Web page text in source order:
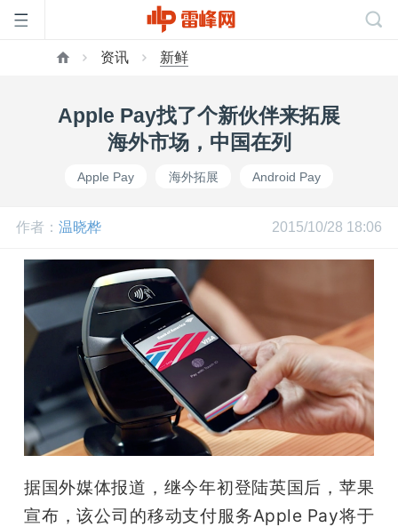
网
开
课
资讯 新鲜
Apple Pay找了个新伙伴来拓展
海外市场，中国在列
Apple Pay 海外拓展 Android Pay
作者： 温晓桦 2015/10/28 18:06
据国外媒体报道，继今年初登陆英国后，苹果
宣布，该公司的移动支付服务Apple Pay将于